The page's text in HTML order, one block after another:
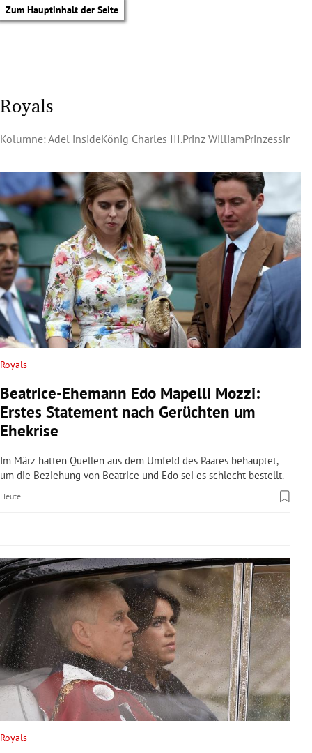
Zum Hauptinhalt der Seite
Untermenü
Untermenü
Untermenü
Untermenü
Untermenü
Untermenü
Untermenü
Untermenü
Untermenü
Royals
Kolumne: Adel insideKönig Charles III.Prinz WilliamPrinzessin
Royals
Beatrice-Ehemann Edo Mapelli Mozzi:
Erstes Statement nach Gerüchten um
Ehekrise
Im März hatten Quellen aus dem Umfeld des Paares behauptet,
um die Beziehung von Beatrice und Edo sei es schlecht bestellt.
Heute
Royals